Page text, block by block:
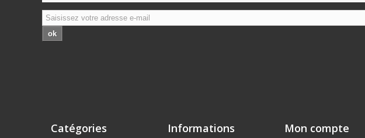
ok
Catégories Informations Mon compte